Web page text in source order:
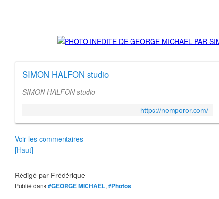
SIMON HALFON studio
SIMON HALFON studio
https://nemperor.com/
Voir les commentaires
[Haut]
Rédigé par Frédérique
Publié dans#GEORGE MICHAEL, #Photos